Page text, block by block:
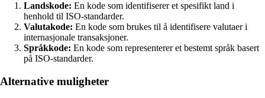
Landskode: En kode som identifiserer et spesifikt land i
henhold til ISO-standarder.
Valutakode: En kode som brukes til å identifisere valutaer i
internasjonale transaksjoner.
Språkkode: En kode som representerer et bestemt språk basert
på ISO-standarder.
Alternative muligheter